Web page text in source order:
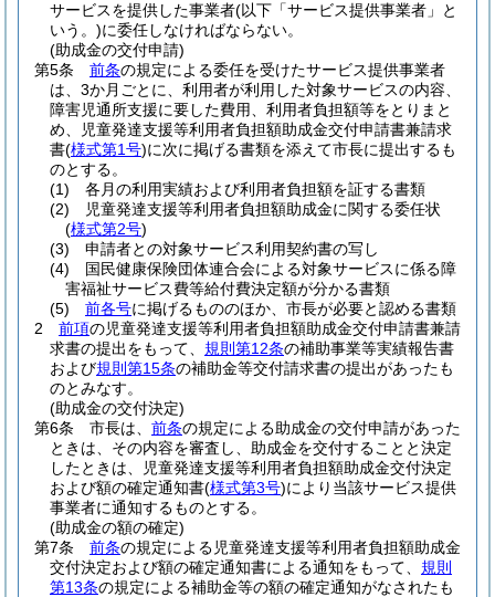
サービスを提供した事業者(以下「サービス提供事業者」と
いう。)に委任しなければならない。
(助成金の交付申請)
第5条
前条の規定による委任を受けたサービス提供事業者
は、3か月ごとに、利用者が利用した対象サービスの内容、
障害児通所支援に要した費用、利用者負担額等をとりまと
め、児童発達支援等利用者負担額助成金交付申請書兼請求
書(様式第1号)に次に掲げる書類を添えて市長に提出するも
のとする。
(1)
各月の利用実績および利用者負担額を証する書類
(2)
児童発達支援等利用者負担額助成金に関する委任状
(様式第2号)
(3)
申請者との対象サービス利用契約書の写し
(4)
国民健康保険団体連合会による対象サービスに係る障
害福祉サービス費等給付費決定額が分かる書類
(5)
前各号に掲げるもののほか、市長が必要と認める書類
2
前項の児童発達支援等利用者負担額助成金交付申請書兼請
求書の提出をもって、 規則第12条の補助事業等実績報告書
および規則第15条の補助金等交付請求書の提出があったも
のとみなす。
(助成金の交付決定)
第6条
市長は、 前条の規定による助成金の交付申請があった
ときは、その内容を審査し、助成金を交付することと決定
したときは、児童発達支援等利用者負担額助成金交付決定
および額の確定通知書(様式第3号)により当該サービス提供
事業者に通知するものとする。
(助成金の額の確定)
第7条
前条の規定による児童発達支援等利用者負担額助成金
交付決定および額の確定通知書による通知をもって、 規則
第13条の規定による補助金等の額の確定通知がなされたも